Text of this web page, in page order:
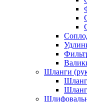
Шланги